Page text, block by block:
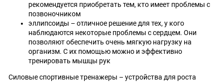
рекомендуется приобретать тем, кто имеет проблемы с
позвоночником
эллипсоиды – отличное решение для тех, у кого
наблюдаются некоторые проблемы с сердцем. Они
позволяют обеспечить очень мягкую нагрузку на
организм. С их помощью можно и эффективно
тренировать мышцы рук
Силовые спортивные тренажеры – устройства для роста